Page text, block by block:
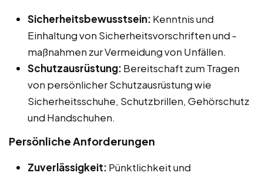
Sicherheitsbewusstsein: Kenntnis und
Einhaltung von Sicherheitsvorschriften und -
maßnahmen zur Vermeidung von Unfällen.
Schutzausrüstung: Bereitschaft zum Tragen
von persönlicher Schutzausrüstung wie
Sicherheitsschuhe, Schutzbrillen, Gehörschutz
und Handschuhen.
Persönliche Anforderungen
Zuverlässigkeit: Pünktlichkeit und